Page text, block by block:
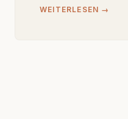
WEITERLESEN →